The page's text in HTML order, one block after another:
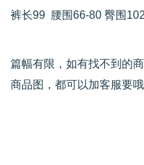
裤长99 腰围66-80 臀围102
篇幅有限，如有找不到的
商品图，都可以加客服要